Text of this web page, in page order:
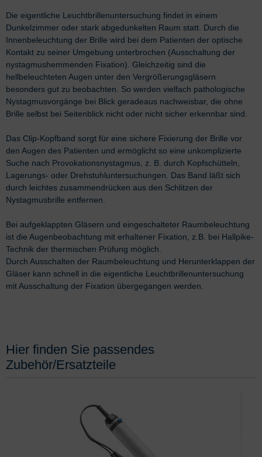
Die eigentliche Leuchtbrillenuntersuchung findet in einem
Dunkelzimmer oder stark abgedunkelten Raum statt. Durch die
Innenbeleuchtung der Brille wird bei dem Patienten der optische
Kontakt zu seiner Umgebung unterbrochen (Ausschaltung der
nystagmushemmenden Fixation). Gleichzeitig sind die
hellbeleuchteten Augen unter den Vergrößerungsgläsern
besonders gut zu beobachten. So werden vielfach pathologische
Nystagmusvorgänge bei Blick geradeaus nachweisbar, die ohne
Brille selbst bei Seitenblick nicht oder nicht sicher erkennbar sind.
Das Clip-Kopfband sorgt für eine sichere Fixierung der Brille vor
den Augen des Patienten und ermöglicht so eine unkomplizierte
Suche nach Provokationsnystagmus, z. B. durch Kopfschütteln,
Lagerungs- oder Drehstuhluntersuchungen. Das Band läßt sich
durch leichtes zusammendrücken aus den Schlitzen der
Nystagmusbrille entfernen.
Bei aufgeklappten Gläsern und eingeschalteter Raumbeleuchtung
ist die Augenbeobachtung mit erhaltener Fixation, z.B. bei Hallpike-
Technik der thermischen Prüfung möglich.
Durch Ausschalten der Raumbeleuchtung und Herunterklappen der
Gläser kann schnell in die eigentliche Leuchtbrillenuntersuchung
mit Ausschaltung der Fixation übergegangen werden.
Hier finden Sie passendes
Zubehör/Ersatzteile